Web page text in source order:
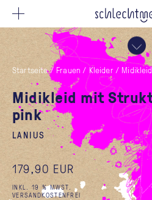
Startseite/ Frauen / Kleider/
Midikleid mit
pink
LANIUS
179,90 EUR
INKL. 19 % MWST.
VERSANDKOSTENFREI